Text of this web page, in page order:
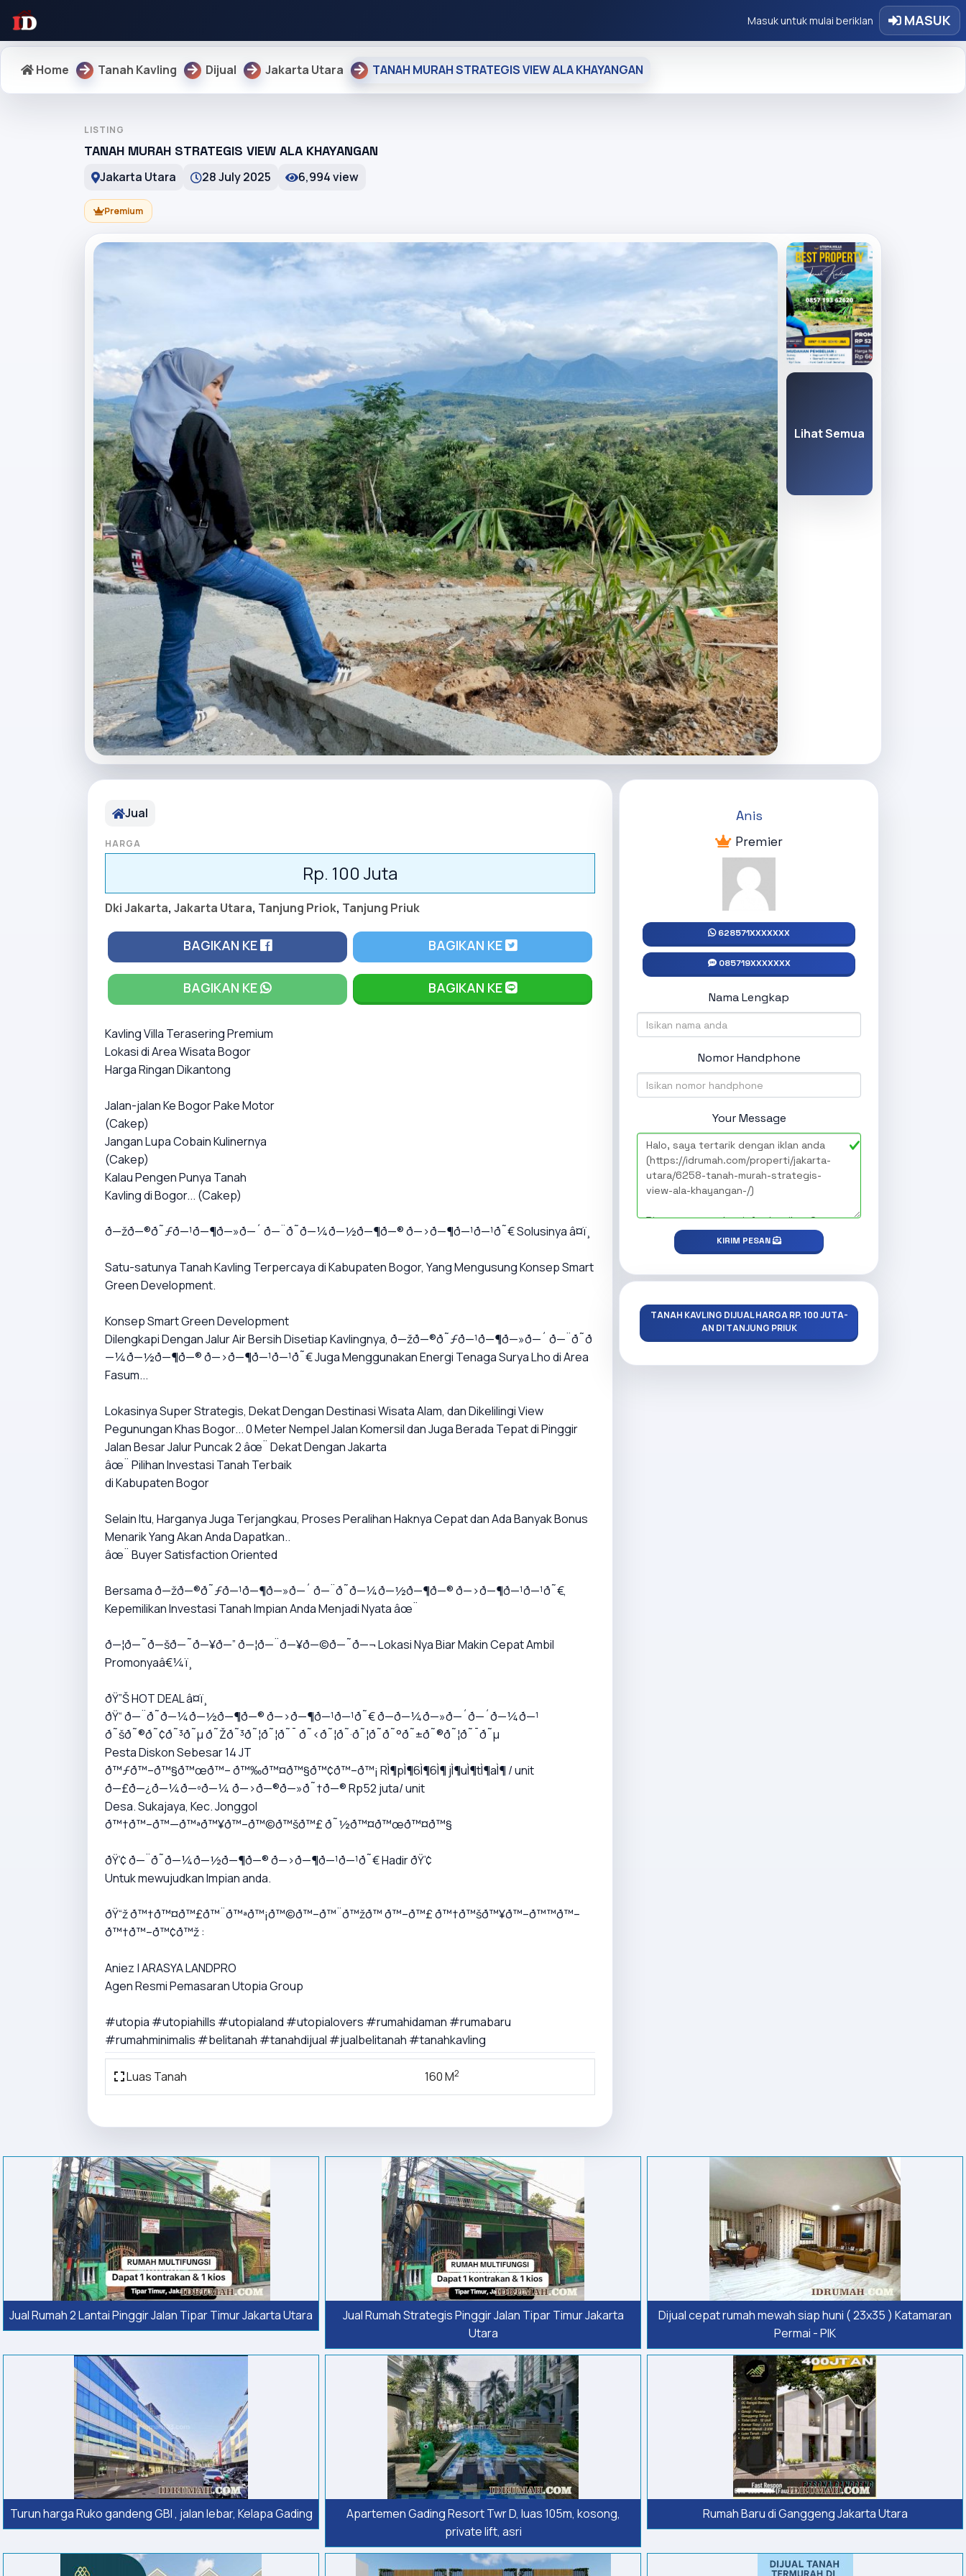
Masuk untuk mulai beriklan MASUK
Home Tanah Kavling Dijual Jakarta Utara TANAH MURAH STRATEGIS VIEW ALA KHAYANGAN
LISTING
TANAH MURAH STRATEGIS VIEW ALA KHAYANGAN
Jakarta Utara 28 July 2025 6,994 view
Premium
Lihat Semua
Jual
HARGA
Rp. 100 Juta
Dki Jakarta, Jakarta Utara, Tanjung Priok, Tanjung Priuk
BAGIKAN KE BAGIKAN KE
BAGIKAN KE BAGIKAN KE
Kavling Villa Terasering Premium
Lokasi di Area Wisata Bogor
Harga Ringan Dikantong
Jalan-jalan Ke Bogor Pake Motor
(Cakep)
Jangan Lupa Cobain Kulinernya
(Cakep)
Kalau Pengen Punya Tanah
Kavling di Bogor... (Cakep)
ð—žð—®ð˜ƒð—¹ð—¶ð—»ð—´ ð—¨ð˜ð—¼ð—½ð—¶ð—® ð—›ð—¶ð—¹ð—¹ð˜€ Solusinya â¤ï¸
Satu-satunya Tanah Kavling Terpercaya di Kabupaten Bogor, Yang Mengusung Konsep Smart
Green Development.
Konsep Smart Green Development
Dilengkapi Dengan Jalur Air Bersih Disetiap Kavlingnya, ð—žð—®ð˜ƒð—¹ð—¶ð—»ð—´ ð—¨ð˜ð
—¼ð—½ð—¶ð—® ð—›ð—¶ð—¹ð—¹ð˜€ Juga Menggunakan Energi Tenaga Surya Lho di Area
Fasum...
Lokasinya Super Strategis, Dekat Dengan Destinasi Wisata Alam, dan Dikelilingi View
Pegunungan Khas Bogor... 0 Meter Nempel Jalan Komersil dan Juga Berada Tepat di Pinggir
Jalan Besar Jalur Puncak 2 âœ¨ Dekat Dengan Jakarta
âœ¨ Pilihan Investasi Tanah Terbaik
di Kabupaten Bogor
Selain Itu, Harganya Juga Terjangkau, Proses Peralihan Haknya Cepat dan Ada Banyak Bonus
Menarik Yang Akan Anda Dapatkan..
âœ¨ Buyer Satisfaction Oriented
Bersama ð—žð—®ð˜ƒð—¹ð—¶ð—»ð—´ ð—¨ð˜ð—¼ð—½ð—¶ð—® ð—›ð—¶ð—¹ð—¹ð˜€,
Kepemilikan Investasi Tanah Impian Anda Menjadi Nyata âœ¨
ð—¦ð—˜ð—šð—˜ð—¥ð—” ð—¦ð—¨ð—¥ð—©ð—˜ð—¬ Lokasi Nya Biar Makin Cepat Ambil
Promonyaâ€¼ï¸
ðŸ”Š HOT DEAL â¤ï¸
ðŸ“ ð—¨ð˜ð—¼ð—½ð—¶ð—® ð—›ð—¶ð—¹ð—¹ð˜€ ð—ð—¼ð—»ð—´ð—´ð—¼ð—¹
ð˜šð˜®ð˜¢ð˜³ð˜µ ð˜Žð˜³ð˜¦ð˜¦ð˜¯ ð˜‹ð˜¦ð˜·ð˜¦ð˜­ð˜°ð˜±ð˜®ð˜¦ð˜¯ð˜µ
Pesta Diskon Sebesar 14 JT
ð™ƒð™–ð™§ð™œð™– ð™‰ð™¤ð™§ð™¢ð™–ð™¡ RÌ¶pÌ¶6Ì¶6Ì¶ jÌ¶uÌ¶tÌ¶aÌ¶ / unit
ð—£ð—¿ð—¼ð—ºð—¼ ð—›ð—®ð—»ð˜†ð—® Rp52 juta/ unit
Desa. Sukajaya, Kec. Jonggol
ð™†ð™–ð™—ð™ªð™¥ð™–ð™©ð™šð™£ ð˜½ð™¤ð™œð™¤ð™§
ðŸ’¢ ð—¨ð˜ð—¼ð—½ð—¶ð—® ð—›ð—¶ð—¹ð—¹ð˜€ Hadir ðŸ’¢
Untuk mewujudkan Impian anda.
ðŸ“ž ð™†ð™¤ð™£ð™¨ð™ªð™¡ð™©ð™–ð™¨ð™žð™ ð™–ð™£ ð™†ð™šð™¥ð™–ð™™ð™–
ð™†ð™–ð™¢ð™ž :
Aniez | ARASYA LANDPRO
Agen Resmi Pemasaran Utopia Group
#utopia #utopiahills #utopialand #utopialovers #rumahidaman #rumabaru
#rumahminimalis #belitanah #tanahdijual #jualbelitanah #tanahkavling
Luas Tanah 160 M2
Anis
Premier
628571XXXXXXX
085719XXXXXXX
Nama Lengkap
Nomor Handphone
Your Message
KIRIM PESAN
TANAH KAVLING DIJUAL HARGA RP. 100 JUTA-
AN DI TANJUNG PRIUK
Jual Rumah 2 Lantai Pinggir Jalan Tipar Timur Jakarta Utara
Jual Rumah Strategis Pinggir Jalan Tipar Timur Jakarta
Utara
Dijual cepat rumah mewah siap huni ( 23x35 ) Katamaran
Permai - PIK
Turun harga Ruko gandeng GBI , jalan lebar, Kelapa Gading
Apartemen Gading Resort Twr D, luas 105m, kosong,
private lift, asri
Rumah Baru di Ganggeng Jakarta Utara